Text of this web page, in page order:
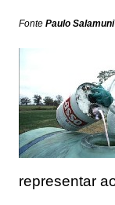
Fonte Paulo
representar